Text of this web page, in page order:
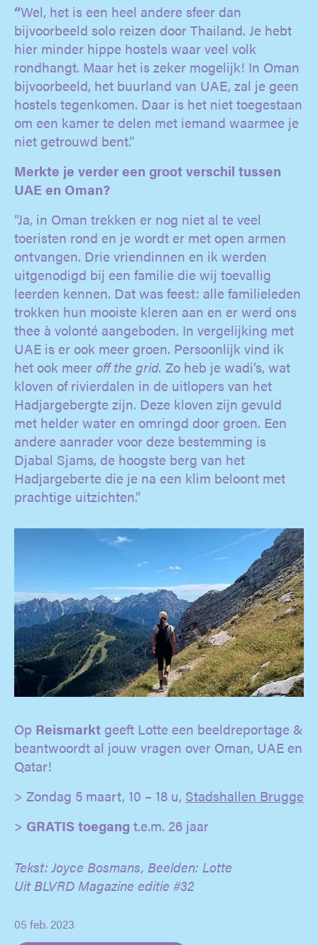
“Wel, het is een heel andere sfeer dan
bijvoorbeeld solo reizen door Thailand. Je hebt
hier minder hippe hostels waar veel volk
rondhangt. Maar het is zeker mogelijk! In Oman
bijvoorbeeld, het buurland van UAE, zal je geen
hostels tegenkomen. Daar is het niet toegestaan
om een kamer te delen met iemand waarmee je
niet getrouwd bent.”
Merkte je verder een groot verschil tussen
UAE en Oman?
“Ja, in Oman trekken er nog niet al te veel
toeristen rond en je wordt er met open armen
ontvangen. Drie vriendinnen en ik werden
uitgenodigd bij een familie die wij toevallig
leerden kennen. Dat was feest: alle familieleden
trokken hun mooiste kleren aan en er werd ons
thee à volonté aangeboden. In vergelijking met
UAE is er ook meer groen. Persoonlijk vind ik
het ook meeroff the grid. Zo heb je wadi’s, wat
kloven of rivierdalen in de uitlopers van het
Hadjargebergte zijn. Deze kloven zijn gevuld
met helder water en omringd door groen. Een
andere aanrader voor deze bestemming is
Djabal Sjams, de hoogste berg van het
Hadjargeberte die je na een klim beloont met
prachtige uitzichten.”
Op Reismarktgeeft Lotte een beeldreportage &
beantwoordt al jouw vragen over Oman, UAE en
Qatar!
> Zondag 5 maart, 10 – 18 u, Stadshallen Brugge
> GRATIS toegang t.e.m. 26 jaar
Tekst: Joyce Bosmans, Beelden: Lotte
Uit BLVRD Magazine editie #32
05 feb. 2023